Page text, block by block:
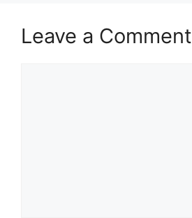
Leave a Comment